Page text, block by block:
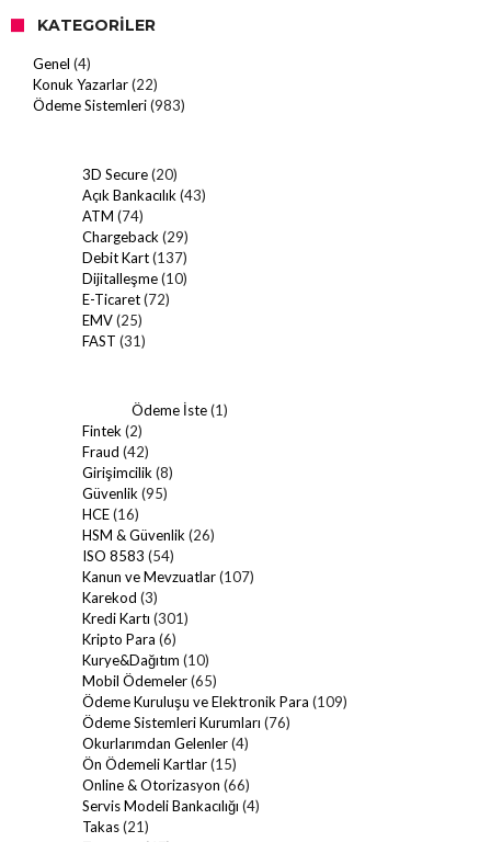
KATEGORILER
Genel (4)
Konuk Yazarlar(22)
Ödeme Sistemleri(983)
3D Secure(20)
Açık Bankacılık (43)
ATM (74)
Chargeback (29)
Debit Kart(137)
Dijitalleşme(10)
E-Ticaret(72)
EMV(25)
FAST (31)
Ödeme İste(1)
Fintek (2)
Fraud (42)
Girişimcilik (8)
Güvenlik (95)
HCE(16)
HSM & Güvenlik (26)
ISO 8583 (54)
Kanun ve Mevzuatlar(107)
Karekod (3)
Kredi Kartı (301)
Kripto Para (6)
Kurye&Dağıtım (10)
Mobil Ödemeler(65)
Ödeme Kuruluşu ve Elektronik Para (109)
Ödeme Sistemleri Kurumları (76)
Okurlarımdan Gelenler(4)
Ön Ödemeli Kartlar(15)
Online & Otorizasyon (66)
Servis Modeli Bankacılığı (4)
Takas(21)